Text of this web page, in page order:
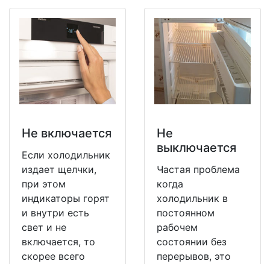
Не включается
Если холодильник
издает щелчки,
при этом
индикаторы горят
и внутри есть
свет и не
включается, то
скорее всего
Не
выключается
Частая проблема
когда
холодильник в
постоянном
рабочем
состоянии без
перерывов, это